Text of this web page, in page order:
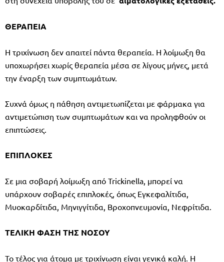
ΘΕΡΑΠΕΙΑ
Η τριχίνωση δεν απαιτεί πάντα θεραπεία. Η λοίμωξη θα
υποχωρήσει χωρίς θεραπεία μέσα σε λίγους μήνες, μετά
την έναρξη των συμπτωμάτων.
Συχνά όμως η πάθηση αντιμετωπίζεται με φάρμακα για
αντιμετώπιση των συμπτωμάτων και να προληφθούν οι
επιπτώσεις.
ΕΠΙΠΛΟΚΕΣ
Σε μια σοβαρή λοίμωξη από Trickinella, μπορεί να
υπάρχουν σοβαρές επιπλοκές, όπως Εγκεφαλίτιδα,
Μυοκαρδίτιδα, Μηνιγγίτιδα, Βροχοπνευμονία, Νεφρίτιδα.
ΤΕΛΙΚΗ ΦΑΣΗ ΤΗΣ ΝΟΣΟΥ
Το τέλος για άτομα με τριχίνωση είναι γενικά καλή. Η